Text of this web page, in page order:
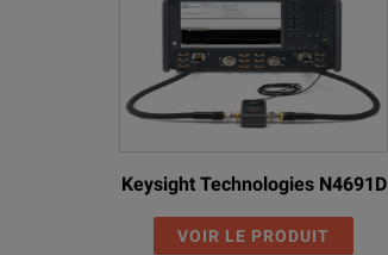
Keysight Technologies N4691D
VOIR LE PRODUIT